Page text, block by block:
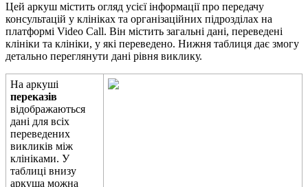
Цей аркуш містить огляд усієї інформації про передачу
консультацій у клініках та організаційних підрозділах на
платформі Video Call. Він містить загальні дані, переведені
клініки та клініки, у які переведено. Нижня таблиця дає змогу
детально переглянути дані рівня виклику.
На аркуші
переказів
відображаються
дані для всіх
переведених
викликів між
клініками. У
таблиці внизу
аркуша можна